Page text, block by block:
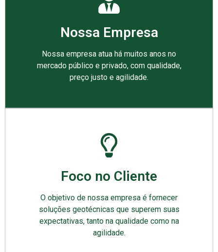
Nossa Empresa
Nossa empresa atua há muitos anos no
mercado público e privado, com qualidade,
preço justo e agilidade.
Foco no Cliente
O objetivo de nossa empresa é fornecer
soluções geotécnicas que superem suas
expectativas, tanto na qualidade como na
agilidade.